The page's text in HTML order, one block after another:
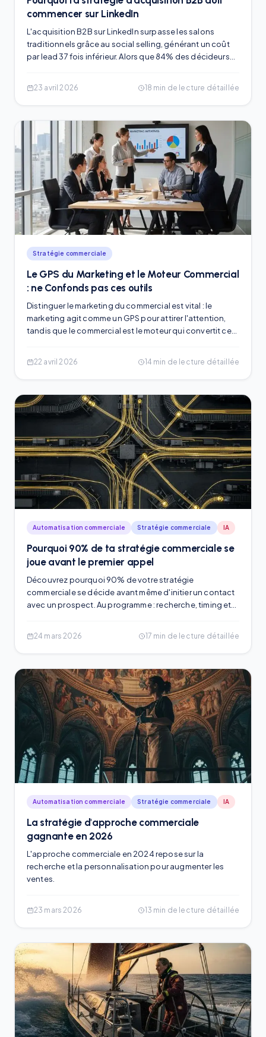
commencer sur LinkedIn
L'acquisition B2B sur LinkedIn surpasse les salons
traditionnels grâce au social selling, générant un coût
par lead 37 fois inférieur. Alors que 84% des décideurs
des conversations en appels qualifiés. Cette approche
réduit le cycle de vente en bâtissant une confiance
immédiate via des interactions à haute valeur ajoutée.
23 avril 2026 18 min de lecture détaillée
Stratégie commerciale
Le GPS du Marketing et le Moteur Commercial
: ne Confonds pas ces outils
Distinguer le marketing du commercial est vital : le
marketing agit comme un GPS pour attirer l'attention,
tandis que le commercial est le moteur qui convertit cet
diluant leur efficacité. En séparant ces fonctions, une
entreprise peut multiplier son chiffre d'affaires par 2,3 en
18 mois et faire passer son taux de conversion de 2% à
18% grâce à un alignement stratégique rigoureux.
22 avril 2026 14 min de lecture détaillée
Automatisation commerciale Stratégie commerciale IA
Pourquoi 90% de ta stratégie commerciale se
joue avant le premier appel
Découvrez pourquoi 90% de votre stratégie
commerciale se décide avant même d'initier un contact
avec un prospect. Au programme : recherche, timing et
24 mars 2026 17 min de lecture détaillée
Automatisation commerciale Stratégie commerciale IA
La stratégie d'approche commerciale
gagnante en 2026
L'approche commerciale en 2024 repose sur la
recherche et la personnalisation pour augmenter les
ventes.
23 mars 2026 13 min de lecture détaillée